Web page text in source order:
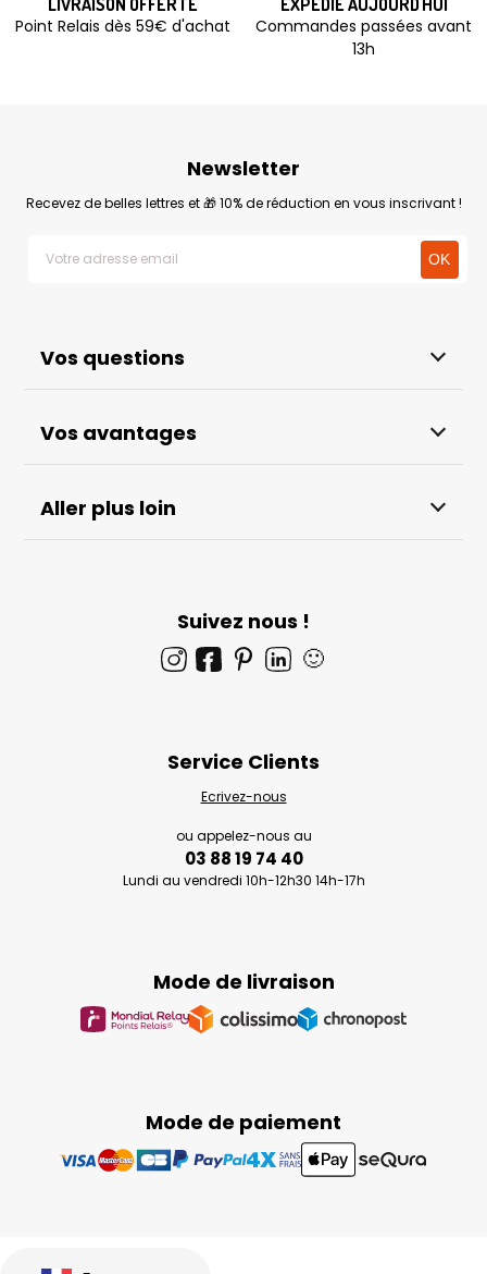
LIVRAISON OFFERTE
Point Relais dès 59€ d'achat
EXPÉDIÉ AUJOURD'HUI
Commandes passées avant
13h
Vos questions
Vos avantages
Aller plus loin
Newsletter
Recevez de belles lettres et 🎁 10% de réduction en vous inscrivant !
Suivez nous !
🙂
Mode de paiement
Mode de livraison
Service Clients
Ecrivez-nous
ou appelez-nous au
03 88 19 74 40
Lundi au vendredi 10h-12h30 14h-17h